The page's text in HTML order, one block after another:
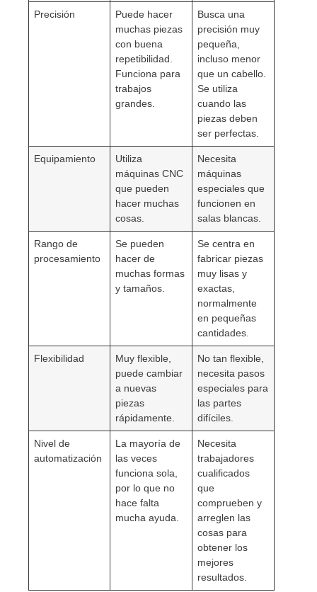
Precisión
Puede hacer
muchas piezas
con buena
repetibilidad.
Funciona para
trabajos
grandes.
Busca una
precisión muy
pequeña,
incluso menor
que un cabello.
Se utiliza
cuando las
piezas deben
ser perfectas.
Equipamiento
Utiliza
máquinas CNC
que pueden
hacer muchas
cosas.
Necesita
máquinas
especiales que
funcionen en
salas blancas.
Rango de
procesamiento
Se pueden
hacer de
muchas formas
y tamaños.
Se centra en
fabricar piezas
muy lisas y
exactas,
normalmente
en pequeñas
cantidades.
Flexibilidad
Muy flexible,
puede cambiar
a nuevas
piezas
rápidamente.
No tan flexible,
necesita pasos
especiales para
las partes
difíciles.
Nivel de
automatización
La mayoría de
las veces
funciona sola,
por lo que no
hace falta
mucha ayuda.
Necesita
trabajadores
cualificados
que
comprueben y
arreglen las
cosas para
obtener los
mejores
resultados.